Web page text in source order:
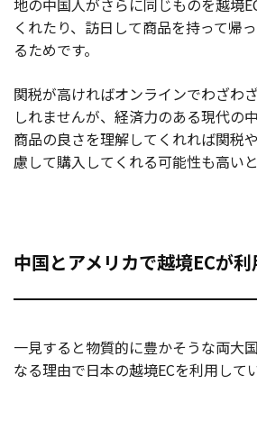
くれたり、訪日して商品を持って帰
るためです。
関税が高ければオンラインでわざわ
しれませんが、経済力のある現代の
商品の良さを理解してくれれば関税
慮して購入してくれる可能性も高い
中国とアメリカで越境ECが
一見すると物質的に豊かそうな両大
なる理由で日本の越境ECを利用して